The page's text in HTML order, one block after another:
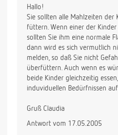
Hallo!
Sie sollten alle Mahlzeiten der
füttern. Wenn einer der
sollten Sie ihm eine normale
dann wird es sich vermutlich
melden, so daß Sie nicht
überfüttern. Auch wenn es
beide Kinder gleichzeitig
induviduellen Bedürfnissen
Gruß Claudia
Antwort vom 17.05.2005